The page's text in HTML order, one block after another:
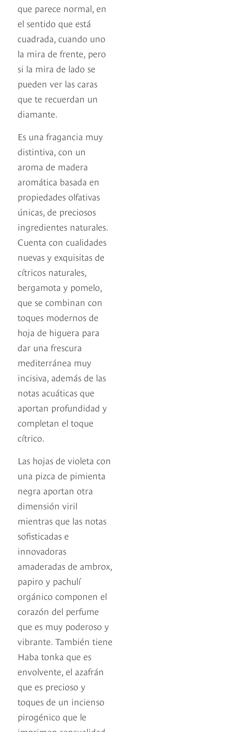
que parece normal, en
el sentido que está
cuadrada, cuando uno
la mira de frente, pero
si la mira de lado se
pueden ver las caras
que te recuerdan un
diamante.
Es una fragancia muy
distintiva, con un
aroma de madera
aromática basada en
propiedades olfativas
únicas, de preciosos
ingredientes naturales.
Cuenta con cualidades
nuevas y exquisitas de
cítricos naturales,
bergamota y pomelo,
que se combinan con
toques modernos de
hoja de higuera para
dar una frescura
mediterránea muy
incisiva, además de las
notas acuáticas que
aportan profundidad y
completan el toque
cítrico.
Las hojas de violeta con
una pizca de pimienta
negra aportan otra
dimensión viril
mientras que las notas
sofisticadas e
innovadoras
amaderadas de ambrox,
papiro y pachulí
orgánico componen el
corazón del perfume
que es muy poderoso y
vibrante. También tiene
Haba tonka que es
envolvente, el azafrán
que es precioso y
toques de un incienso
pirogénico que le